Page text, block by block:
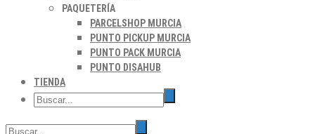
PAQUETERÍA
PARCELSHOP MURCIA
PUNTO PICKUP MURCIA
PUNTO PACK MURCIA
PUNTO DISAHUB
TIENDA